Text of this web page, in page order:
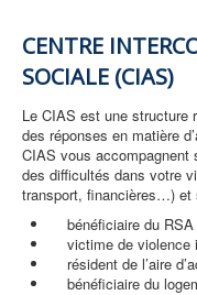
CENTRE
SOCIALE (CIAS)
Le CIAS est une structure
des réponses en matière
CIAS vous accompagnent
des difficultés dans votre
transport, financières…) et
bénéficiaire du
victime de violence
résident de l’aire
bénéficiaire du